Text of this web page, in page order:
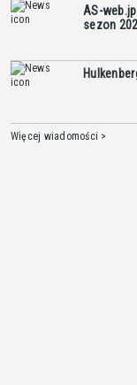
AS-
sezon
Więcej wiadomości >